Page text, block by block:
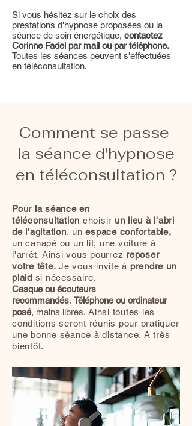
Si vous hésitez sur le choix des
prestations d'hypnose proposées ou la
séance de soin énergétique, contactez
Corinne Fadel par mail ou par téléphone.
Toutes les séances peuvent s'effectuées
en téléconsultation.
Comment se passe
la séance d'hypnose
en téléconsultation ?
Pour la séance en
téléconsultation choisir un lieu à l'abri
de l'agitation, unespace confortable,
un canapé ou un lit, une voiture à
l'arrêt. Ainsi vous pourrez reposer
votre tête. Je vous invite à prendre un
plaid si nécessaire.
Casque ou écouteurs
recommandés. Téléphone ou ordinateur
posé, mains libres. Ainsi toutes les
conditions seront réunis pour pratiquer
une bonne séance à distance. A très
bientôt.